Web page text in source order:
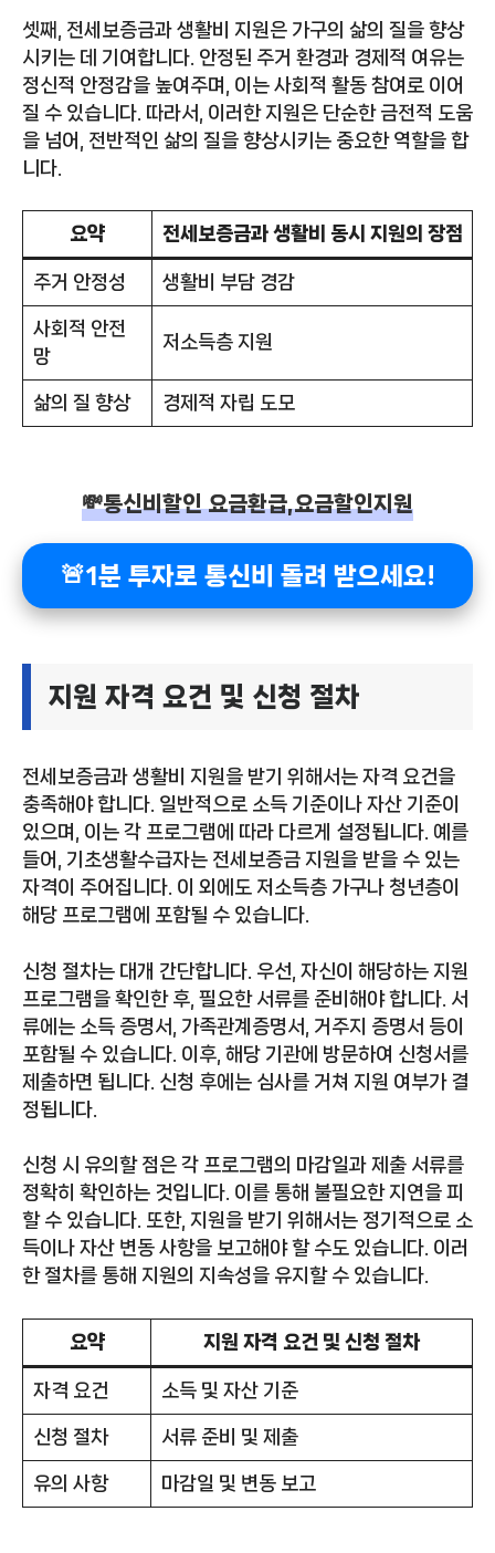
셋째, 전세보증금과 생활비 지원은 가구의 삶의 질을 향상
시키는 데 기여합니다. 안정된 주거 환경과 경제적 여유는
정신적 안정감을 높여주며, 이는 사회적 활동 참여로 이어
질 수 있습니다. 따라서, 이러한 지원은 단순한 금전적 도움
을 넘어, 전반적인 삶의 질을 향상시키는 중요한 역할을 합
니다.
요약 전세보증금과 생활비 동시 지원의 장점
주거 안정성 생활비 부담 경감
사회적 안전
망
저소득층 지원
삶의 질 향상 경제적 자립 도모
💸통신비할인 요금환급,요금할인지원
🚨1분 투자로 통신비 돌려 받으세요!
지원 자격 요건 및 신청 절차
전세보증금과 생활비 지원을 받기 위해서는 자격 요건을
충족해야 합니다. 일반적으로 소득 기준이나 자산 기준이
있으며, 이는 각 프로그램에 따라 다르게 설정됩니다. 예를
들어, 기초생활수급자는 전세보증금 지원을 받을 수 있는
자격이 주어집니다. 이 외에도 저소득층 가구나 청년층이
해당 프로그램에 포함될 수 있습니다.
신청 절차는 대개 간단합니다. 우선, 자신이 해당하는 지원
프로그램을 확인한 후, 필요한 서류를 준비해야 합니다. 서
류에는 소득 증명서, 가족관계증명서, 거주지 증명서 등이
포함될 수 있습니다. 이후, 해당 기관에 방문하여 신청서를
제출하면 됩니다. 신청 후에는 심사를 거쳐 지원 여부가 결
정됩니다.
신청 시 유의할 점은 각 프로그램의 마감일과 제출 서류를
정확히 확인하는 것입니다. 이를 통해 불필요한 지연을 피
할 수 있습니다. 또한, 지원을 받기 위해서는 정기적으로 소
득이나 자산 변동 사항을 보고해야 할 수도 있습니다. 이러
한 절차를 통해 지원의 지속성을 유지할 수 있습니다.
요약 지원 자격 요건 및 신청 절차
자격 요건 소득 및 자산 기준
신청 절차 서류 준비 및 제출
유의 사항 마감일 및 변동 보고